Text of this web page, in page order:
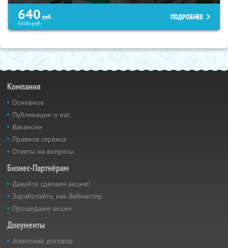
640 руб.
5100руб.
ПОДРОБНЕЕ
Компания
Основное
Публикации о нас
Вакансии
Правила сервиса
Ответы на вопросы
Бизнес-Партнёрам
Давайте сделаем акцию!
Заработайте, как Вебмастер
Прошедшие акции
Документы
Агентский договор